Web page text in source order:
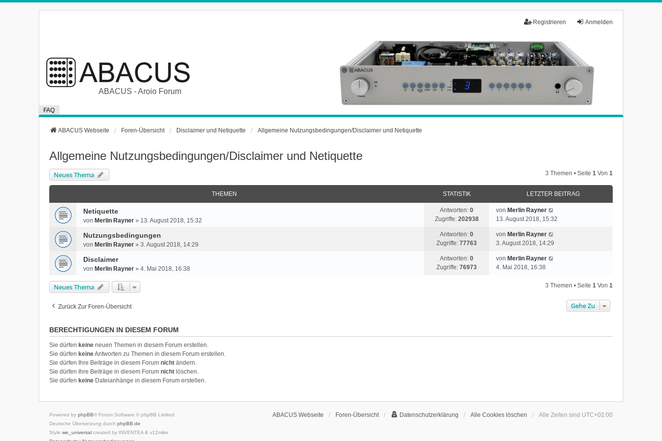
Anmelden
Registrieren
ABACUS - Aroio Forum
FAQ
ABACUS Webseite Foren-Übersicht Disclaimer und Netiquette Allgemeine Nutzungsbedingungen/Disclaimer und Netiquette
Allgemeine Nutzungsbedingungen/Disclaimer und Netiquette
Neues Thema 3 Themen • Seite 1Von 1
THEMEN STATISTIK LETZTER BEITRAG
Netiquette
von Merlin Rayner » 13. August 2018, 15:32
Antworten:0
Zugriffe: 202938
von Merlin Rayner
13. August 2018, 15:32
Nutzungsbedingungen
von Merlin Rayner »3. August 2018, 14:29
Antworten:0
Zugriffe:77763
von Merlin Rayner
3. August 2018, 14:29
Disclaimer
von Merlin Rayner »4. Mai 2018, 16:38
Antworten:0
Zugriffe:76973
von Merlin Rayner
4. Mai 2018, 16:38
Neues Thema 3 Themen • Seite 1Von 1
Zurück Zur Foren-Übersicht Gehe Zu
BERECHTIGUNGEN IN DIESEM FORUM
Sie dürfen keine neuen Themen in diesem Forum erstellen.
Sie dürfen keineAntworten zu Themen in diesem Forum erstellen.
Sie dürfen Ihre Beiträge in diesem Forumnicht ändern.
Sie dürfen Ihre Beiträge in diesem Forumnicht löschen.
Sie dürfen keine Dateianhänge in diesem Forum erstellen.
ABACUS Webseite Foren-Übersicht Datenschutzerklärung Alle Cookies löschen Alle Zeiten sind UTC+02:00
Powered byphpBB® Forum Software © phpBB Limited
Deutsche Übersetzung durchphpBB.de
Stylewe_universal created by INVENTEA & v12mike